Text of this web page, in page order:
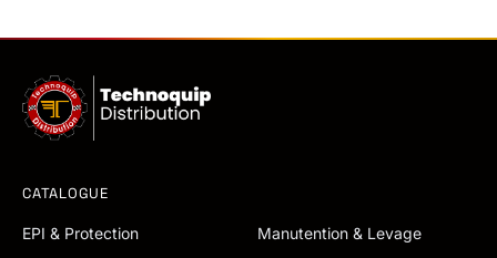
CATALOGUE
EPI & Protection
Manutention & Levage